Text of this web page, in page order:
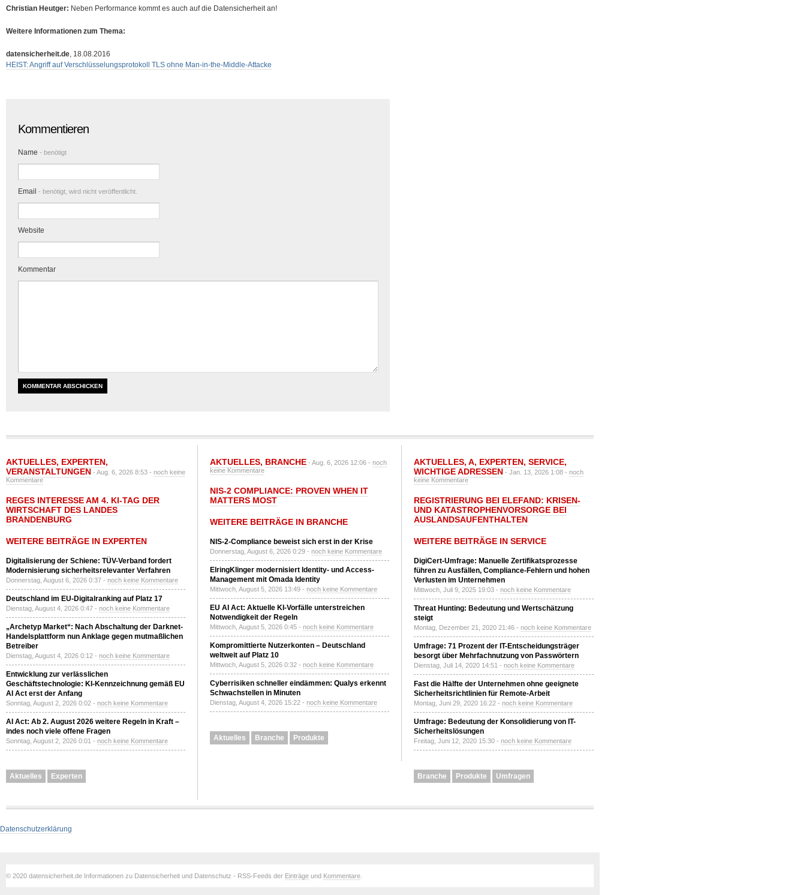
Christian Heutger: Neben Performance kommt es auch auf die Datensicherheit an!
Weitere Informationen zum Thema:
datensicherheit.de, 18.08.2016
HEIST: Angriff auf Verschlüsselungsprotokoll TLS ohne Man-in-the-Middle-Attacke
Kommentieren
Name - benötigt
Email - benötigt, wird nicht veröffentlicht.
Website
Kommentar
AKTUELLES, EXPERTEN,
VERANSTALTUNGEN - Aug. 6, 2026 8:53 - noch keine
Kommentare
REGES INTERESSE AM 4. KI-TAG DER
WIRTSCHAFT DES LANDES
BRANDENBURG
WEITERE BEITRÄGE IN EXPERTEN
Digitalisierung der Schiene: TÜV-Verband fordert
Modernisierung sicherheitsrelevanter Verfahren
Donnerstag, August 6, 2026 0:37 - noch keine Kommentare
Deutschland im EU-Digitalranking auf Platz 17
Dienstag, August 4, 2026 0:47 - noch keine Kommentare
„Archetyp Market“: Nach Abschaltung der Darknet-
Handelsplattform nun Anklage gegen mutmaßlichen
Betreiber
Dienstag, August 4, 2026 0:12 - noch keine Kommentare
Entwicklung zur verlässlichen
Geschäftstechnologie: KI-Kennzeichnung gemäß EU
AI Act erst der Anfang
Sonntag, August 2, 2026 0:02 - noch keine Kommentare
AI Act: Ab 2. August 2026 weitere Regeln in Kraft –
indes noch viele offene Fragen
Sonntag, August 2, 2026 0:01 - noch keine Kommentare
Aktuelles Experten
AKTUELLES, BRANCHE - Aug. 6, 2026 12:06 - noch
keine Kommentare
NIS-2 COMPLIANCE: PROVEN WHEN IT
MATTERS MOST
WEITERE BEITRÄGE IN BRANCHE
NIS-2-Compliance beweist sich erst in der Krise
Donnerstag, August 6, 2026 0:29 - noch keine Kommentare
ElringKlinger modernisiert Identity- und Access-
Management mit Omada Identity
Mittwoch, August 5, 2026 13:49 - noch keine Kommentare
EU AI Act: Aktuelle KI-Vorfälle unterstreichen
Notwendigkeit der Regeln
Mittwoch, August 5, 2026 0:45 - noch keine Kommentare
Kompromittierte Nutzerkonten – Deutschland
weltweit auf Platz 10
Mittwoch, August 5, 2026 0:32 - noch keine Kommentare
Cyberrisiken schneller eindämmen: Qualys erkennt
Schwachstellen in Minuten
Dienstag, August 4, 2026 15:22 - noch keine Kommentare
Aktuelles Branche Produkte
AKTUELLES, A, EXPERTEN, SERVICE,
WICHTIGE ADRESSEN - Jan. 13, 2026 1:08 - noch
keine Kommentare
REGISTRIERUNG BEI ELEFAND: KRISEN-
UND KATASTROPHENVORSORGE BEI
AUSLANDSAUFENTHALTEN
WEITERE BEITRÄGE IN SERVICE
DigiCert-Umfrage: Manuelle Zertifikatsprozesse
führen zu Ausfällen, Compliance-Fehlern und hohen
Verlusten im Unternehmen
Mittwoch, Juli 9, 2025 19:03 - noch keine Kommentare
Threat Hunting: Bedeutung und Wertschätzung
steigt
Montag, Dezember 21, 2020 21:46 - noch keine Kommentare
Umfrage: 71 Prozent der IT-Entscheidungsträger
besorgt über Mehrfachnutzung von Passwörtern
Dienstag, Juli 14, 2020 14:51 - noch keine Kommentare
Fast die Hälfte der Unternehmen ohne geeignete
Sicherheitsrichtlinien für Remote-Arbeit
Montag, Juni 29, 2020 16:22 - noch keine Kommentare
Umfrage: Bedeutung der Konsolidierung von IT-
Sicherheitslösungen
Freitag, Juni 12, 2020 15:30 - noch keine Kommentare
Branche Produkte Umfragen
Datenschutzerklärung
© 2020 datensicherheit.de Informationen zu Datensicherheit und Datenschutz - RSS-Feeds der Einträge und Kommentare